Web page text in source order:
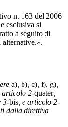
n. 163 del 2006
esclusiva si
a seguito di
alternative.».
a) b) c) f) g)
articolo 2-quater,
3-bis , e articolo 2-
dalla direttiva